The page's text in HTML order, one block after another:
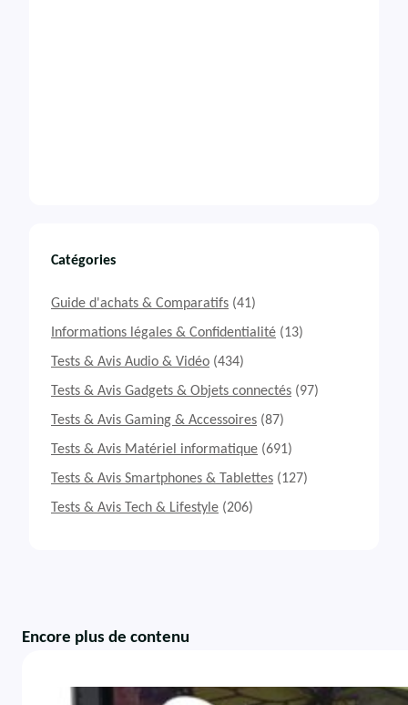
Catégories
Guide d'achats & Comparatifs (41)
Informations légales & Confidentialité (13)
Tests & Avis Audio & Vidéo (434)
Tests & Avis Gadgets & Objets connectés (97)
Tests & Avis Gaming & Accessoires (87)
Tests & Avis Matériel informatique (691)
Tests & Avis Smartphones & Tablettes (127)
Tests & Avis Tech & Lifestyle (206)
Encore plus de contenu